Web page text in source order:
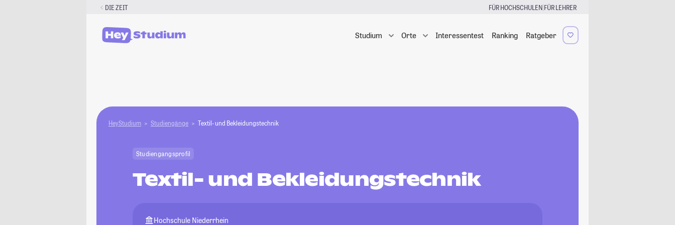
DIE ZEIT FÜR HOCHSCHULEN|FÜR LEHRER
Studium Orte Interessentest Ranking Ratgeber
HeyStudium Studiengänge Textil- und Bekleidungstechnik
Studiengangsprofil
Textil- und Bekleidungstechnik
Hochschule Niederrhein